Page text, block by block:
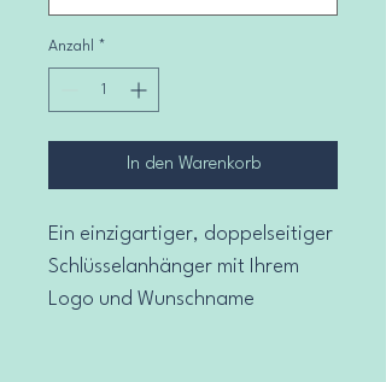
Anzahl *
In den Warenkorb
Ein einzigartiger, doppelseitiger
Schlüsselanhänger mit Ihrem
Logo und Wunschname